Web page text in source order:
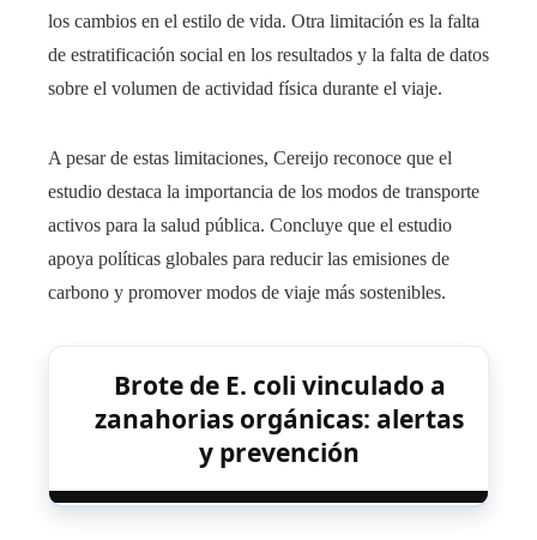
los cambios en el estilo de vida. Otra limitación es la falta
de estratificación social en los resultados y la falta de datos
sobre el volumen de actividad física durante el viaje.
A pesar de estas limitaciones, Cereijo reconoce que el
estudio destaca la importancia de los modos de transporte
activos para la salud pública. Concluye que el estudio
apoya políticas globales para reducir las emisiones de
carbono y promover modos de viaje más sostenibles.
Brote de E. coli vinculado a
zanahorias orgánicas: alertas
y prevención